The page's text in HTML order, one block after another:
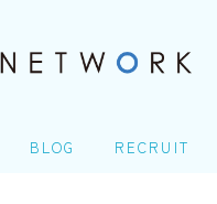
BLOG RECRUIT